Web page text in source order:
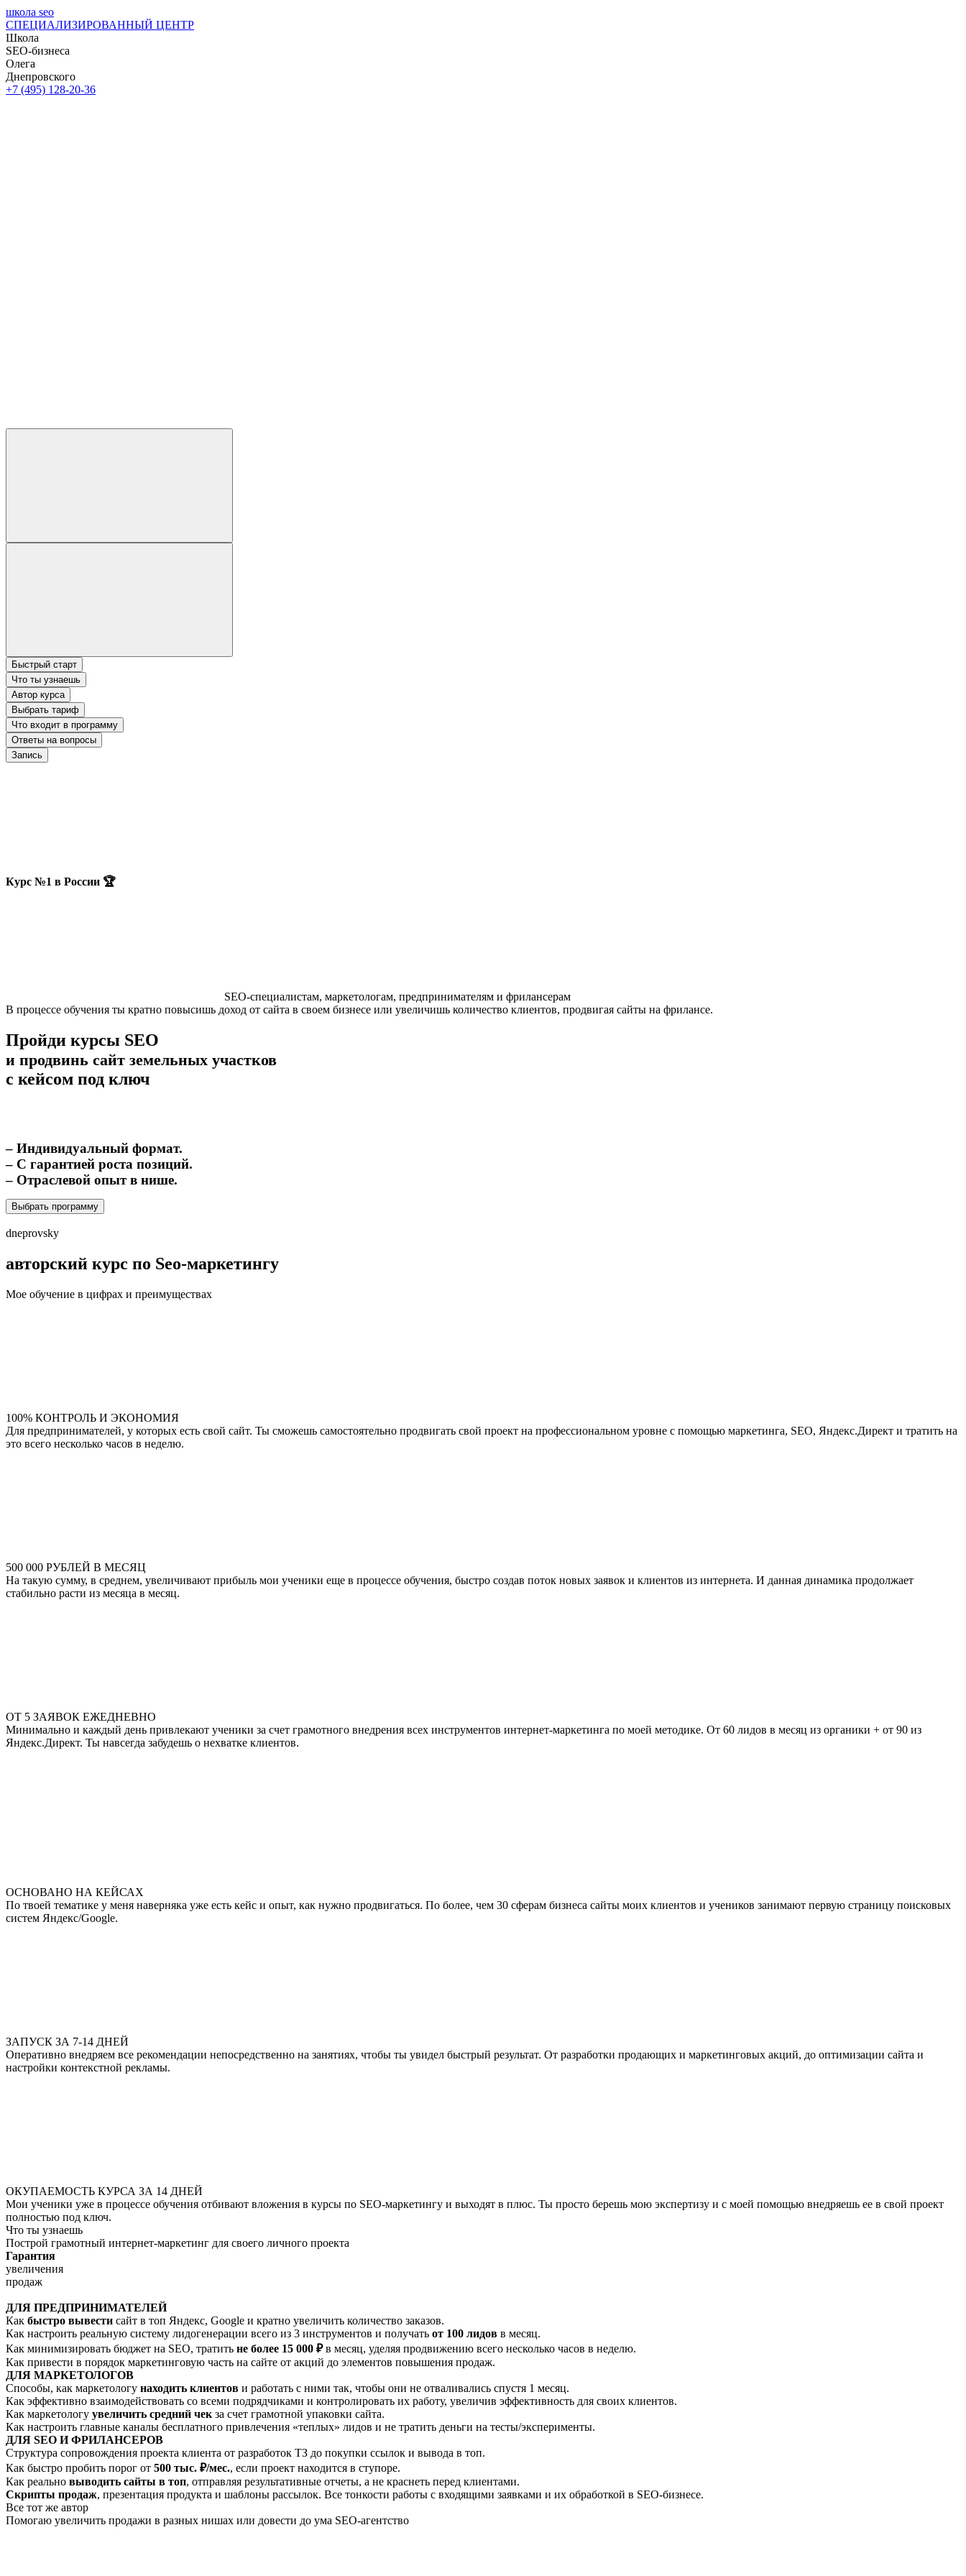
школа seo
СПЕЦИАЛИЗИРОВАННЫЙ ЦЕНТР
Школа
SEO-бизнеса
Олега
Днепровского
+7 (495) 128-20-36
Быстрый старт
Что ты узнаешь
Автор курса
Выбрать тариф
Что входит в программу
Ответы на вопросы
Запись
Курс №1 в России 🏆
SEO-специалистам, маркетологам, предпринимателям и фрилансерам
В процессе обучения ты кратно повысишь доход от сайта в своем бизнесе или увеличишь количество клиентов, продвигая сайты на фрилансе.
Пройди курсы SEO
и продвинь сайт земельных участков
с кейсом под ключ
– Индивидуальный формат.
– С гарантией роста позиций.
– Отраслевой опыт в нише.
Выбрать программу
dneprovsky
авторский курс по Seo-маркетингу
Мое обучение в цифрах и преимуществах
100% КОНТРОЛЬ И ЭКОНОМИЯ
Для предпринимателей, у которых есть свой сайт. Ты сможешь самостоятельно продвигать свой проект на профессиональном уровне с помощью маркетинга, SEO, Яндекс.Директ и тратить на
это всего несколько часов в неделю.
500 000 РУБЛЕЙ В МЕСЯЦ
На такую сумму, в среднем, увеличивают прибыль мои ученики еще в процессе обучения, быстро создав поток новых заявок и клиентов из интернета. И данная динамика продолжает
стабильно расти из месяца в месяц.
ОТ 5 ЗАЯВОК ЕЖЕДНЕВНО
Минимально и каждый день привлекают ученики за счет грамотного внедрения всех инструментов интернет-маркетинга по моей методике. От 60 лидов в месяц из органики + от 90 из
Яндекс.Директ. Ты навсегда забудешь о нехватке клиентов.
ОСНОВАНО НА КЕЙСАХ
По твоей тематике у меня наверняка уже есть кейс и опыт, как нужно продвигаться. По более, чем 30 сферам бизнеса сайты моих клиентов и учеников занимают первую страницу поисковых
систем Яндекс/Google.
ЗАПУСК ЗА 7-14 ДНЕЙ
Оперативно внедряем все рекомендации непосредственно на занятиях, чтобы ты увидел быстрый результат. От разработки продающих и маркетинговых акций, до оптимизации сайта и
настройки контекстной рекламы.
ОКУПАЕМОСТЬ КУРСА ЗА 14 ДНЕЙ
Мои ученики уже в процессе обучения отбивают вложения в курсы по SEO-маркетингу и выходят в плюс. Ты просто берешь мою экспертизу и с моей помощью внедряешь ее в свой проект
полностью под ключ.
Что ты узнаешь
Построй грамотный интернет-маркетинг для своего личного проекта
Гарантия
увеличения
продаж
ДЛЯ ПРЕДПРИНИМАТЕЛЕЙ
Как быстро вывести сайт в топ Яндекс, Google и кратно увеличить количество заказов.
Как настроить реальную систему лидогенерации всего из 3 инструментов и получать от 100 лидов в месяц.
Как минимизировать бюджет на SEO, тратить не более 15 000 ₽в месяц, уделяя продвижению всего несколько часов в неделю.
Как привести в порядок маркетинговую часть на сайте от акций до элементов повышения продаж.
ДЛЯ МАРКЕТОЛОГОВ
Способы, как маркетологу находить клиентов и работать с ними так, чтобы они не отваливались спустя 1 месяц.
Как эффективно взаимодействовать со всеми подрядчиками и контролировать их работу, увеличив эффективность для своих клиентов.
Как маркетологу увеличить средний чек за счет грамотной упаковки сайта.
Как настроить главные каналы бесплатного привлечения «теплых» лидов и не тратить деньги на тесты/эксперименты.
ДЛЯ SEO И ФРИЛАНСЕРОВ
Структура сопровождения проекта клиента от разработок ТЗ до покупки ссылок и вывода в топ.
Как быстро пробить порог от 500 тыс. ₽/мес., если проект находится в ступоре.
Как реально выводить сайты в топ, отправляя результативные отчеты, а не краснеть перед клиентами.
Скрипты продаж, презентация продукта и шаблоны рассылок. Все тонкости работы с входящими заявками и их обработкой в SEO-бизнесе.
Все тот же автор
Помогаю увеличить продажи в разных нишах или довести до ума SEO-агентство